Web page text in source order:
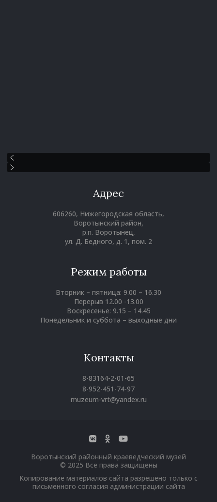
Адрес
606260, Нижегородская область,
Воротынский район,
р.п. Воротынец,
ул. Д. Бедного, д. 1, пом. 2
Режим работы
Вторник – пятница: 9.00 – 16.30
Перерыв 12.00 -13.00
Воскресенье: 9.15 – 14.45
Понедельник и суббота – выходные дни
Контакты
8-83164-2-01-65
8-952-451-74-97
muzeum-vrt@yandex.ru
Воротынский районный краеведческий музей
© 2025 Все права защищены
Копирование материалов сайта разрешено только с
письменного согласия администрации сайта